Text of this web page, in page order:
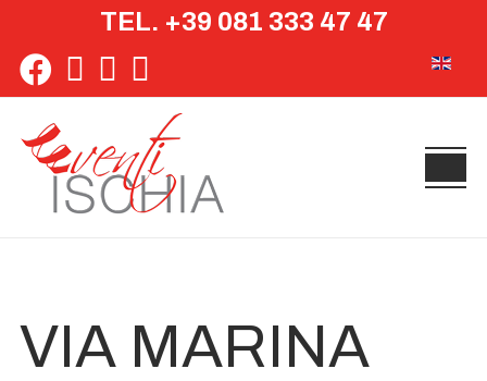
TEL. +39 081 333 47 47
VIA MARINA